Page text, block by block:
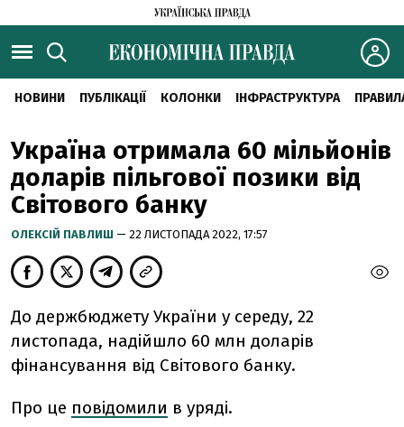
НОВИНИ ПУБЛІКАЦІЇ КОЛОНКИ ІНФРАСТРУКТУРА
Україна отримала 60 мільйонів
доларів пільгової позики від
Світового банку
ОЛЕКСІЙ ПАВЛИШ — 22 ЛИСТОПАДА 2022, 17:57
До держбюджету України у середу, 22
листопада, надійшло 60 млн доларів
фінансування від Світового банку.
Про це повідомили в уряді.